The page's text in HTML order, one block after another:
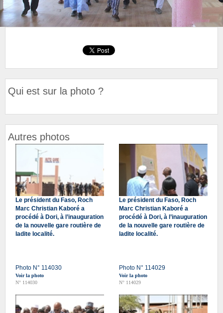
Qui est sur la photo ?
Autres photos
Le président du Faso, Roch
Marc Christian Kaboré a
procédé à Dori, à l’inauguration
de la nouvelle gare routière de
ladite localité.
Photo N° 114030
Voir la photo
N° 114030
Le président du Faso, Roch
Marc Christian Kaboré a
procédé à Dori, à l’inauguration
de la nouvelle gare routière de
ladite localité.
Photo N° 114029
Voir la photo
N° 114029